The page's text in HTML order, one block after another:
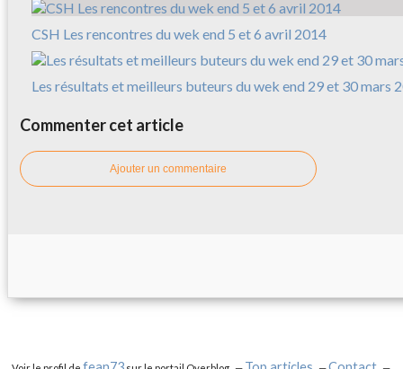
CSH Les rencontres du wek end 5 et 6 avril 2014
Les résultats et meilleurs buteurs du wek end 29 et 30 mars
Commenter cet article
Ajouter un commentaire